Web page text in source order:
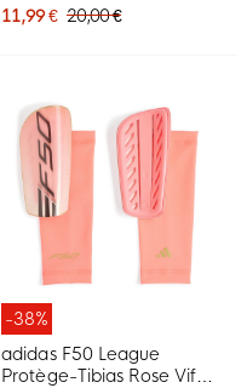
11,99 € 20,00 €
-38%
adidas F50 League
Protège-Tibias Rose Vif